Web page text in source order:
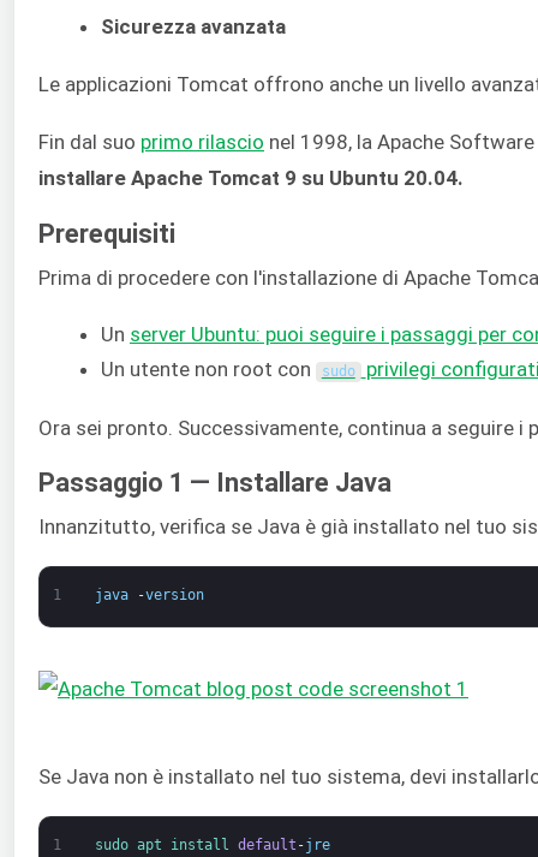
Sicurezza avanzata
Le applicazioni Tomcat offrono anche un livello
Fin dal suo primo rilascio nel 1998, la Apache
installare Apache Tomcat 9 su Ubuntu 20.04.
Prerequisiti
Prima di procedere con l'installazione di Apache
Un server Ubuntu: puoi seguire i passaggi per
Un utente non root con
sudo privilegi
Ora sei pronto. Successivamente, continua a seguire
Passaggio 1 — Installare Java
Innanzitutto, verifica se Java è già installato nel tuo
1 java -version
Se Java non è installato nel tuo sistema, devi
1 sudo apt install default -jre